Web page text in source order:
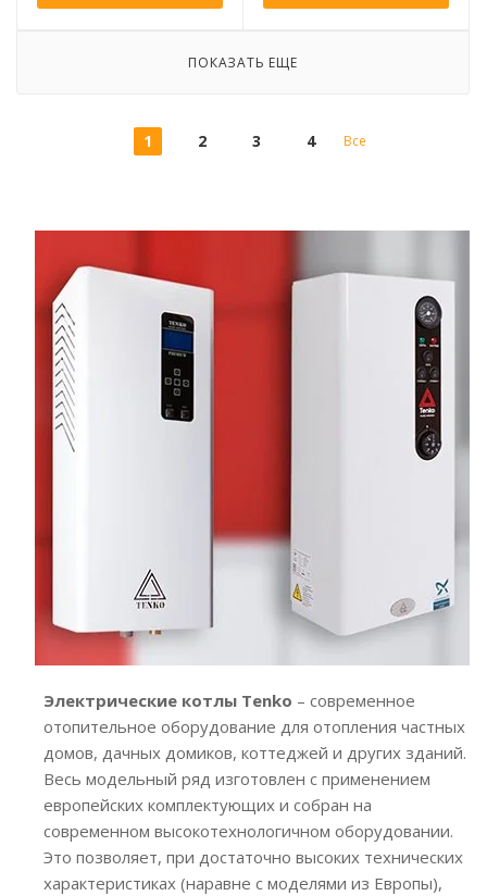
ПОКАЗАТЬ ЕЩЕ
1 2 3 4 Все
Электрические котлы Tenko – современное
отопительное оборудование для отопления частных
домов, дачных домиков, коттеджей и других зданий.
Весь модельный ряд изготовлен с применением
европейских комплектующих и собран на
современном высокотехнологичном оборудовании.
Это позволяет, при достаточно высоких технических
характеристиках (наравне с моделями из Европы),